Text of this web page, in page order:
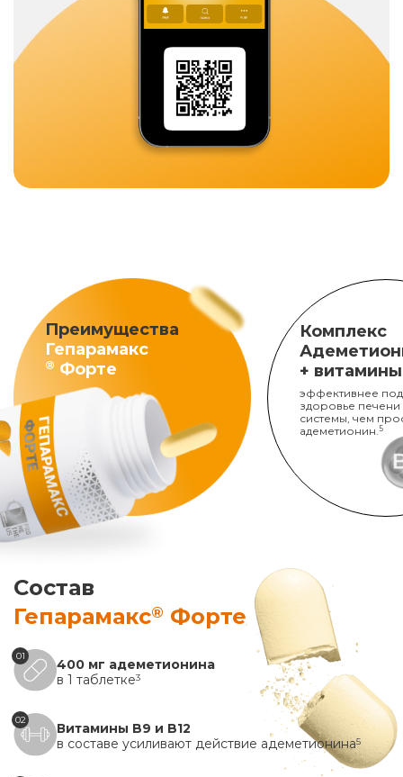
Преимущества
Гепарамакс
® Форте
Комплекс
+
эффективнее
здоровье печени
системы, чем
адеметионин. 5
Состав
Гепарамакс® Форте
01
400 мг адеметионина
в 1 таблетке3
02
Витамины B9 и B12
в составе усиливают действие адеметионина5